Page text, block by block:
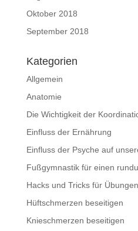
Oktober 2018
September 2018
Kategorien
Allgemein
Anatomie
Die Wichtigkeit der
Einfluss der Ernährung
Einfluss der Psyche auf
Fußgymnastik für einen
Hacks und Tricks für Übungen
Hüftschmerzen beseitigen
Knieschmerzen beseitigen